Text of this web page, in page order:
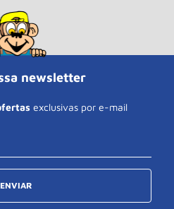
newsletter
exclusivas por e-mail
ENVIAR